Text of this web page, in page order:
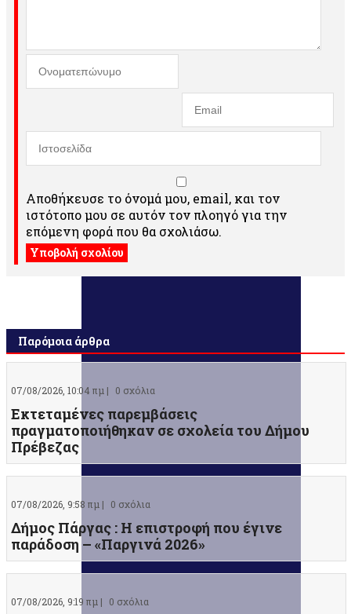
Αποθήκευσε το όνομά μου, email, και τον
ιστότοπο μου σε αυτόν τον πλοηγό για την
επόμενη φορά που θα σχολιάσω.
Παρόμοια άρθρα
07/08/2026, 10:04 πμ | 0 σχόλια
Εκτεταμένες παρεμβάσεις
πραγματοποιήθηκαν σε σχολεία του Δήμου
Πρέβεζας
07/08/2026, 9:58 πμ | 0 σχόλια
Δήμος Πάργας : Η επιστροφή που έγινε
παράδοση – «Παργινά 2026»
07/08/2026, 9:19 πμ | 0 σχόλια